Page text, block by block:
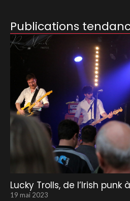
Publications
Lucky Trolls, de l’Irish
19 mai 2023